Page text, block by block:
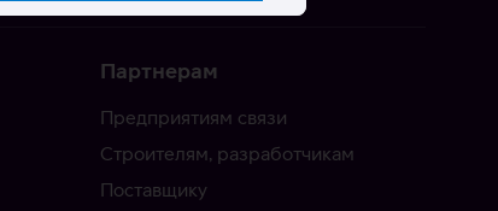
Партнерам
Предприятиям связи
Строителям, разработчикам
Поставщику